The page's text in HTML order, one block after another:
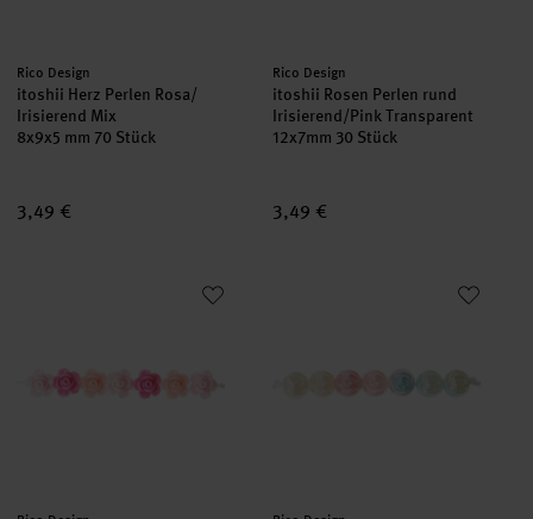
Hersteller:
Rico Design
itoshii Herz Perlen Rosa/
Irisierend Mix
8x9x5 mm 70 Stück
3,49 €
Hersteller:
Rico Design
itoshii Rosen Perlen rund
Irisierend/Pink Transparent
12x7mm 30 Stück
3,49 €
itoshii Rosen Perlen rund Rosa/ Aprikotitoshii Rosen Perlen rund